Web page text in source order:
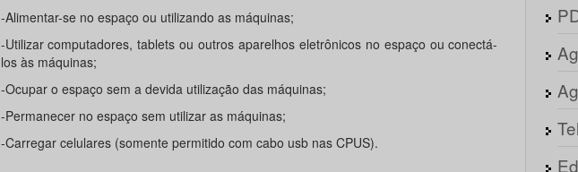
-Alimentar-se no espaço ou utilizando as máquinas;
-Utilizar computadores, tablets ou outros aparelhos eletrônicos no espaço ou conectá-
los às máquinas;
-Ocupar o espaço sem a devida utilização das máquinas;
-Permanecer no espaço sem utilizar as máquinas;
-Carregar celulares (somente permitido com cabo usb nas CPUS).